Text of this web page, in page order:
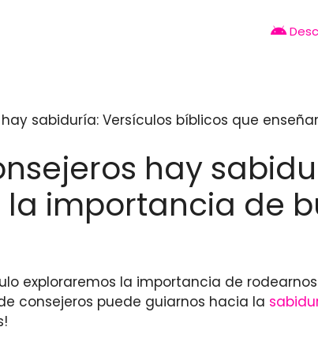
sabiduría: Versículos bíblicos que
hay
importancia de
exploraremos la importancia de
consejeros puede guiarnos hacia la